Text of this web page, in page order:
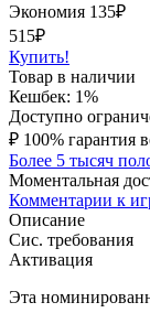
Экономия 135₽
515₽
Купить!
Товар в наличии
Кешбек: 1%
Доступно
₽ 100% гарантия
Более 5 тысяч
Моментальная
Комментарии к
Описание
Сис. требования
Активация
Эта